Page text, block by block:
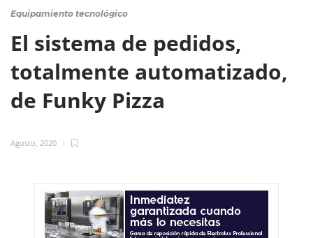
Equipamiento tecnológico
El sistema de pedidos,
totalmente automatizado,
de Funky Pizza
Agosto, 2020